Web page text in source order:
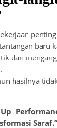
baru
dan
hasilnya
Saraf.”